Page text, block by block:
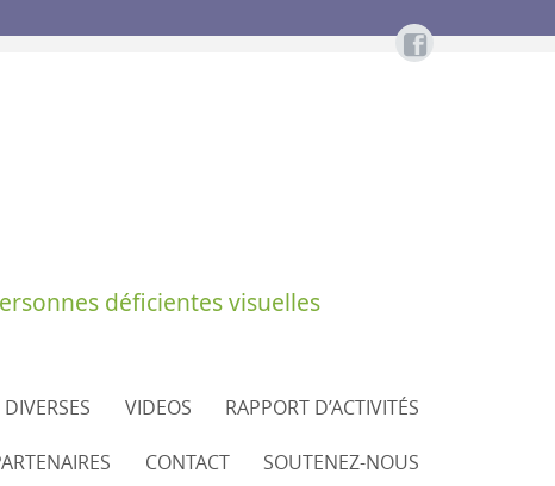
déficientes visuelles
VIDEOS RAPPORT D’ACTIVITÉS
CONTACT SOUTENEZ-NOUS